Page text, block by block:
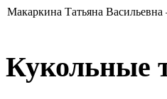
Макаркина Татьяна
Кукольные